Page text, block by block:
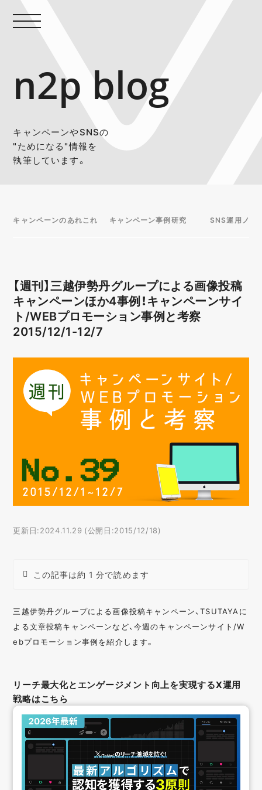
n2p blog
キャンペーンやSNSの
"ためになる"情報を
執筆しています。
キャンペーンのあれこれ キャンペーン事例研究 SNS運用ノウ
【週刊】三越伊勢丹グループによる画像投稿
キャンペーンほか4事例！キャンペーンサイ
ト/WEBプロモーション事例と考察
2015/12/1-12/7
更新日:2024.11.29 (公開日:2015/12/18)
この記事は約 1 分で読めます
三越伊勢丹グループによる画像投稿キャンペーン、TSUTAYAに
よる文章投稿キャンペーンなど、今週のキャンペーンサイト/W
ebプロモーション事例を紹介します。
リーチ最大化とエンゲージメント向上を実現するX運用
戦略はこちら